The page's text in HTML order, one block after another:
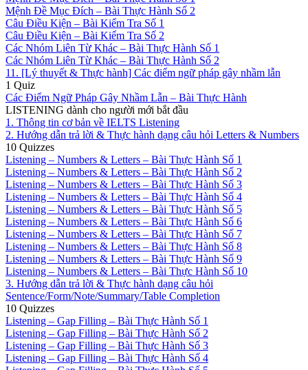
Mệnh Đề Mục Đích – Bài Thực Hành Số 2
Câu Điều Kiện – Bài Kiểm Tra Số 1
Câu Điều Kiện – Bài Kiểm Tra Số 2
Các Nhóm Liên Từ Khác – Bài Thực Hành Số 1
Các Nhóm Liên Từ Khác – Bài Thực Hành Số 2
11. [Lý thuyết & Thực hành] Các điểm ngữ pháp gây nhầm lẫn
1 Quiz
Các Điểm Ngữ Pháp Gây Nhầm Lẫn – Bài Thực Hành
LISTENING dành cho người mới bắt đầu
1. Thông tin cơ bản về IELTS Listening
2. Hướng dẫn trả lời & Thực hành dạng câu hỏi Letters & Numbers
10 Quizzes
Listening – Numbers & Letters – Bài Thực Hành Số 1
Listening – Numbers & Letters – Bài Thực Hành Số 2
Listening – Numbers & Letters – Bài Thực Hành Số 3
Listening – Numbers & Letters – Bài Thực Hành Số 4
Listening – Numbers & Letters – Bài Thực Hành Số 5
Listening – Numbers & Letters – Bài Thực Hành Số 6
Listening – Numbers & Letters – Bài Thực Hành Số 7
Listening – Numbers & Letters – Bài Thực Hành Số 8
Listening – Numbers & Letters – Bài Thực Hành Số 9
Listening – Numbers & Letters – Bài Thực Hành Số 10
3. Hướng dẫn trả lời & Thực hành dạng câu hỏi
Sentence/Form/Note/Summary/Table Completion
10 Quizzes
Listening – Gap Filling – Bài Thực Hành Số 1
Listening – Gap Filling – Bài Thực Hành Số 2
Listening – Gap Filling – Bài Thực Hành Số 3
Listening – Gap Filling – Bài Thực Hành Số 4